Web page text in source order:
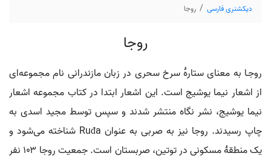
دیکشنری فارسی روجا
روجا
روجـا به معنای ستارهٔ سرخ سحری در زبان مازندرانی نام مجموعه‌ای
از اشعار نیما یوشیج است. این اشعار ابتدا در کتاب مجموعه اشعار
نیما یوشیج، نشر نگاه منتشر شدند و سپس توسط مجید اسدی به
چاپ رسیدند. روجا نیز به صربی به عنوان Ruđa شناخته می‌شود و
یک منطقهٔ مسکونی در توتین، صربستان است. جمعیت روجا ۱۰۳ نفر